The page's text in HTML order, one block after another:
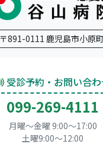
〒891-0111 鹿児島市小原
受診予約・お問い合
099-269-4111
月曜～金曜 9:00～17:00
土曜9:00〜12:00